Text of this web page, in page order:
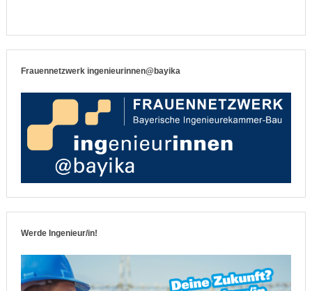
Frauennetzwerk ingenieurinnen@bayika
Werde Ingenieur/in!